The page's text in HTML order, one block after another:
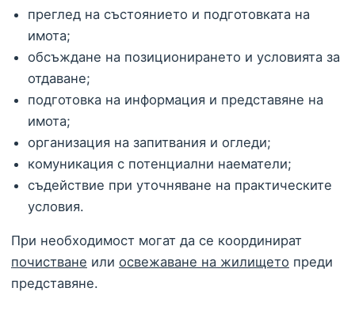
преглед на състоянието и подготовката на
имота;
обсъждане на позиционирането и условията за
отдаване;
подготовка на информация и представяне на
имота;
организация на запитвания и огледи;
комуникация с потенциални наематели;
съдействие при уточняване на практическите
условия.
При необходимост могат да се координират
почистване или освежаване на жилището преди
представяне.